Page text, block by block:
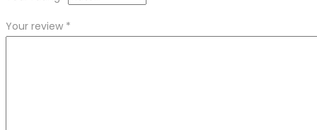
Your review *